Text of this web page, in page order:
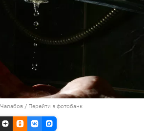
/ Перейти в фотобанк